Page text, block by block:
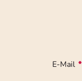
E-Mail *